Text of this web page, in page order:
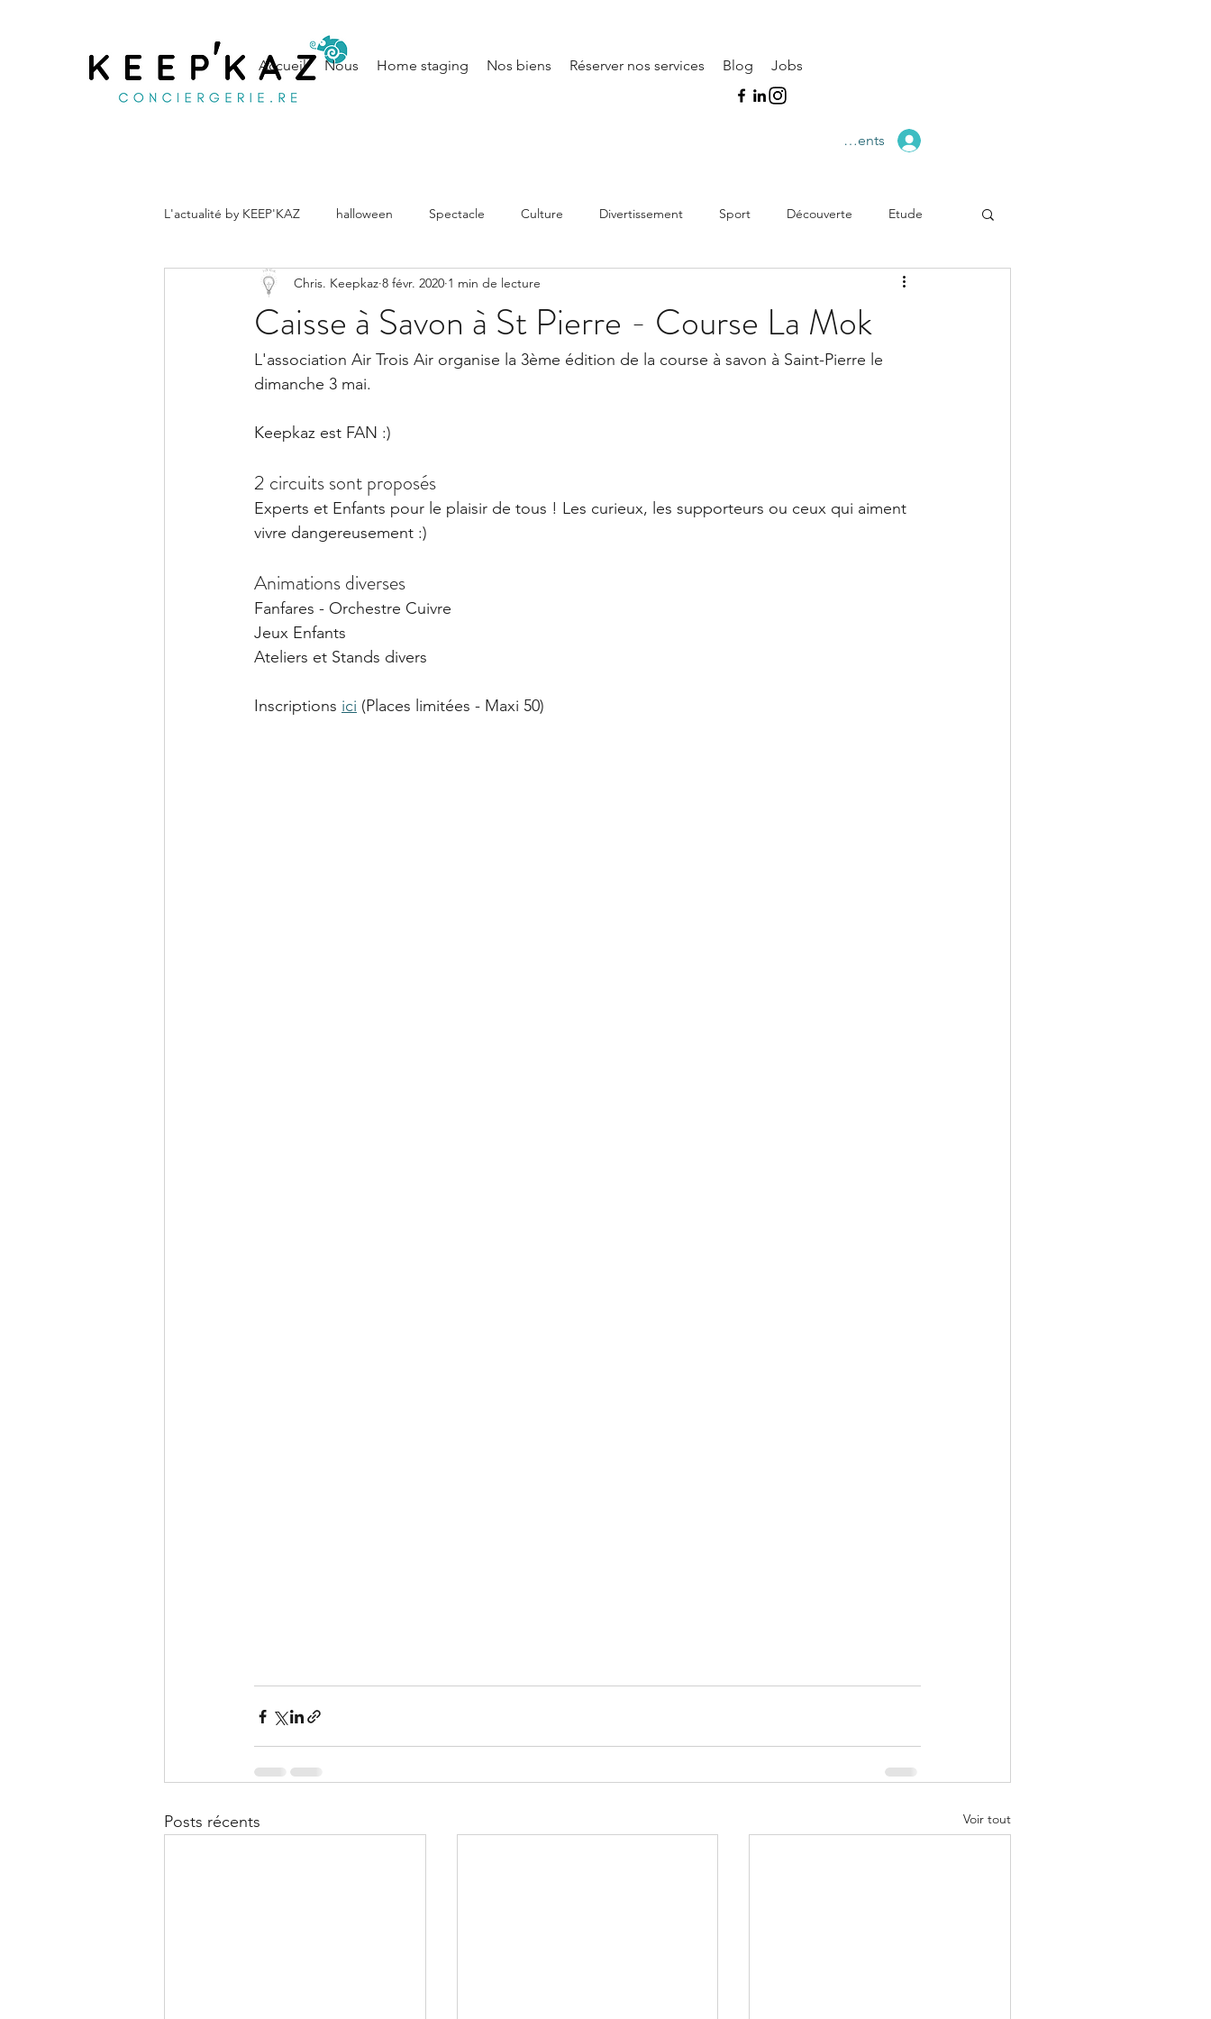
Accueil Nous Home staging Nos biens Réserver nos services Blog Jobs
Espace Clients
L'actualité by KEEP'KAZ halloween Spectacle Culture Divertissement Sport Découverte Etude
Noël conseils
Caisse à Savon à St Pierre - Course La Mok
Chris. Keepkaz 8 févr. 2020 1 min de lecture
L'association Air Trois Air organise la 3ème édition de la course à savon à Saint-Pierre le
dimanche 3 mai.
Keepkaz est FAN :)
2 circuits sont proposés
Experts et Enfants pour le plaisir de tous ! Les curieux, les supporteurs ou ceux qui aiment
vivre dangereusement :)
Animations diverses
Fanfares - Orchestre Cuivre
Jeux Enfants
Ateliers et Stands divers
Inscriptions ici (Places limitées - Maxi 50)
Posts récents Voir tout